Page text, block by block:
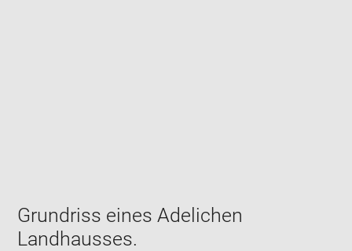
window
Grundriss eines Adelichen
Landhausses.